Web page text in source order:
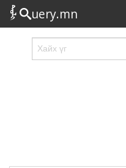
uery.mn
Сонирхолтой